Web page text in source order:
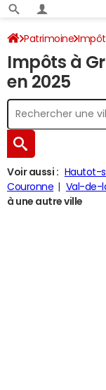
Patrimoine
Grand-Couronne
Impôts à
en 2025
Voir aussi : Hautot-
Couronne
Val-de-
à une autre ville